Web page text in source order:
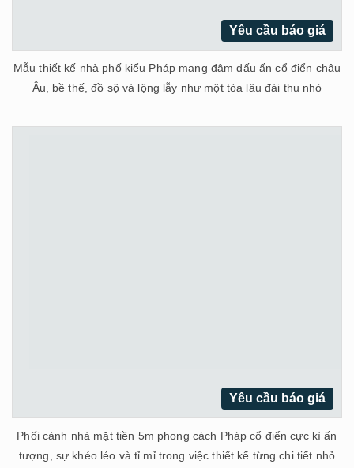
Yêu cầu báo giá
Mẫu thiết kế nhà phố kiểu Pháp mang đậm dấu ấn cổ điển châu
Âu, bề thế, đồ sộ và lộng lẫy như một tòa lâu đài thu nhỏ
Yêu cầu báo giá
Phối cảnh nhà mặt tiền 5m phong cách Pháp cổ điển cực kì ấn
tượng, sự khéo léo và tỉ mỉ trong việc thiết kế từng chi tiết nhỏ